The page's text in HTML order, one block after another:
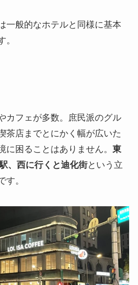
一般的なホテルと同様に基本
。
カフェが多数。庶民派のグル
茶店までとにかく幅が広いた
に困ることはありません。 東
、西に行くと迪化街という立
す。